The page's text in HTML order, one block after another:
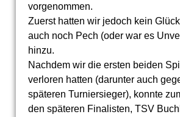
vorgenommen.
Zuerst hatten wir jedoch kein
auch noch Pech (oder war es
hinzu.
Nachdem wir die ersten beiden
verloren hatten (darunter auch
späteren Turniersieger), konnte
den späteren Finalisten, TSV